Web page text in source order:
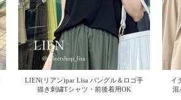
LIEN(リアン)par Lisa バングル＆ロゴ手
描き刺繍Tシャツ・前後着用OK
イ
混